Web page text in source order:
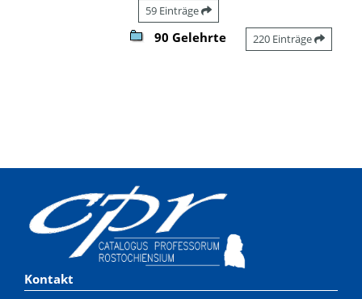
59 Einträge
90 Gelehrte 220 Einträge
Kontakt